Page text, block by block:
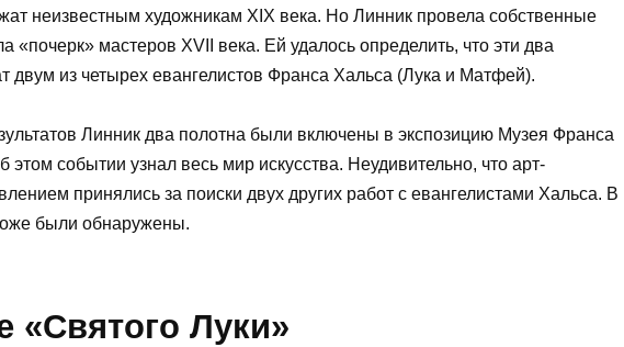
неизвестным художникам XIX века. Но Линник провела собственные
«почерк» мастеров XVII века. Ей удалось определить, что эти два
двум из четырех евангелистов Франса Хальса (Лука и Матфей).
Линник два полотна были включены в экспозицию Музея Франса
этом событии узнал весь мир искусства. Неудивительно, что арт-
принялись за поиски двух других работ с евангелистами Хальса. В
были обнаружены.
«Святого Луки»